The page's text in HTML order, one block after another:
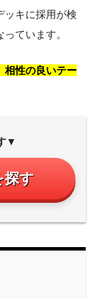
ッキに採用が検
ています。
相性の良いテー
▼
探す